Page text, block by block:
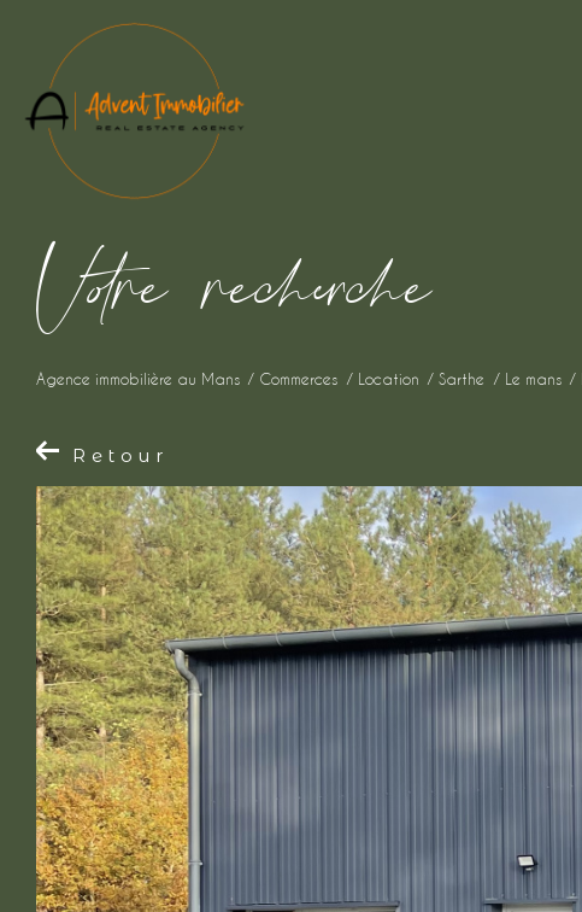
Vore recece
Agence immobilière au Mans Commerces Location Sarthe Le mans
Retour